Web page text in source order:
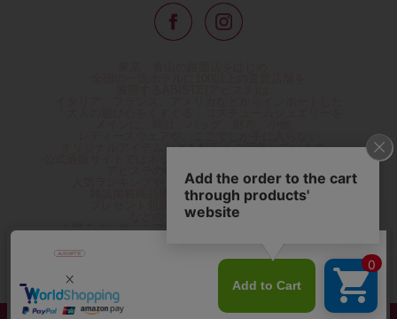
オリジナルアイテムなどを幅広くご用意しています。
アビステの幅広い商品を取り揃え、
人気ランキングやテレビなどメディア着用商品、
雑誌掲載商品情報を紹介するコンテンツ、
プレゼント包装無料や独自のポイント還元
などのサービスをご提供。
心躍るインポートアクセサリーや時計、小物などで、
夢やときめきを与えられるよう願っています。
◆ギフトラッピング無料/11,000円以上のご注文で送料無料◆